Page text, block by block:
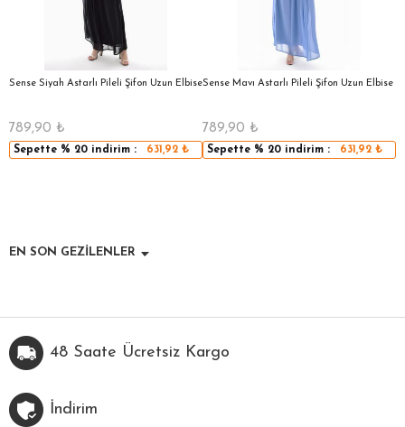
Sense Siyah Astarlı Pileli Şifon Uzun Elbise
789,90 ₺
Sepette % 20 indirim : 631,92₺
Sense Mavı Astarlı Pileli Şifon Uzun Elbise
789,90 ₺
Sepette % 20 indirim : 631,92₺
EN SON GEZİLENLER
48 Saate Ücretsiz Kargo
İndirim